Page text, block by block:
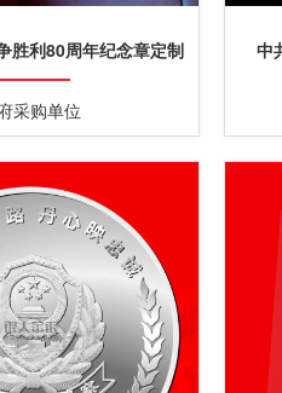
胜利80周年纪念章定制
生产制造厂家
采购单位
中